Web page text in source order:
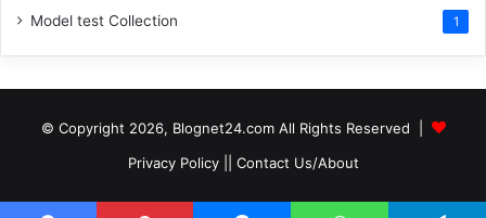
Model test Collection 1
© Copyright 2026, Blognet24.com All Rights Reserved |
Privacy Policy|| Contact Us/About